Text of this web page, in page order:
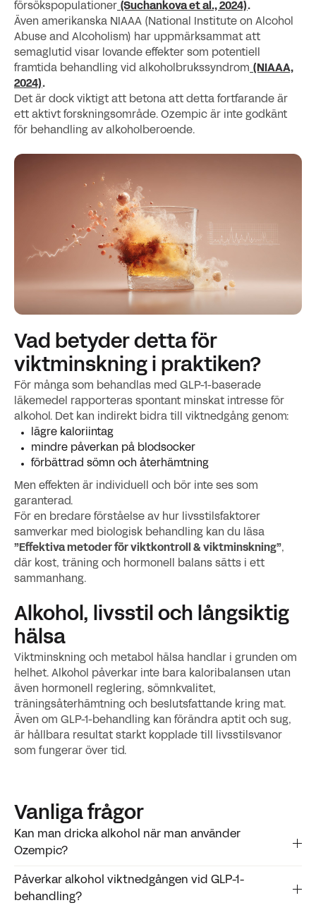
försökspopulationer (Suchankova et al., 2024).
Även amerikanska NIAAA (National Institute on Alcohol
Abuse and Alcoholism) har uppmärksammat att
semaglutid visar lovande effekter som potentiell
framtida behandling vid alkoholbrukssyndrom (NIAAA,
2024).
Det är dock viktigt att betona att detta fortfarande är
ett aktivt forskningsområde. Ozempic är inte godkänt
för behandling av alkoholberoende.
Vad betyder detta för
viktminskning i praktiken?
För många som behandlas med GLP-1-baserade
läkemedel rapporteras spontant minskat intresse för
alkohol. Det kan indirekt bidra till viktnedgång genom:
lägre kaloriintag
mindre påverkan på blodsocker
förbättrad sömn och återhämtning
Men effekten är individuell och bör inte ses som
garanterad.
För en bredare förståelse av hur livsstilsfaktorer
samverkar med biologisk behandling kan du läsa
”Effektiva metoder för viktkontroll & viktminskning”,
där kost, träning och hormonell balans sätts i ett
sammanhang.
Alkohol, livsstil och långsiktig
hälsa
Viktminskning och metabol hälsa handlar i grunden om
helhet. Alkohol påverkar inte bara kaloribalansen utan
även hormonell reglering, sömnkvalitet,
träningsåterhämtning och beslutsfattande kring mat.
Även om GLP-1-behandling kan förändra aptit och sug,
är hållbara resultat starkt kopplade till livsstilsvanor
som fungerar över tid.
Vanliga frågor
Kan man dricka alkohol när man använder
Ozempic?
Det finns inget generellt förbud, men många upplever
minskad tolerans och mer magbesvär.
Påverkar alkohol viktnedgången vid GLP-1-
behandling?